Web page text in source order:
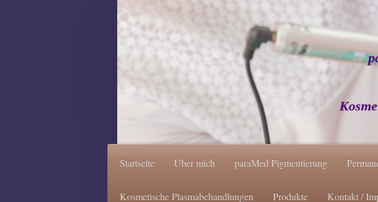
Startseite Über mich paraMed Pigmentierung
Kosmetische Plasmabehandlungen Produkte Kontakt /